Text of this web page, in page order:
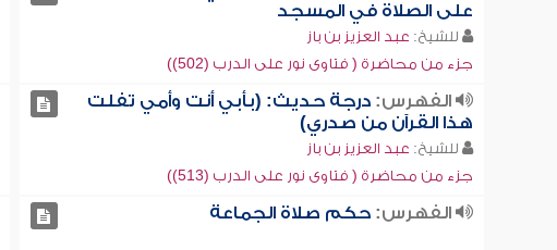
على الصلاة في المسجد
للشيخ: عبد العزيز بن باز
جزء من محاضرة ( فتاوى نور على الدرب (502))
الفهرس:درجة حديث: (بأبي أنت وأمي تفلت
هذا القرآن من صدري)
للشيخ: عبد العزيز بن باز
جزء من محاضرة ( فتاوى نور على الدرب (513))
الفهرس:حكم صلاة الجماعة